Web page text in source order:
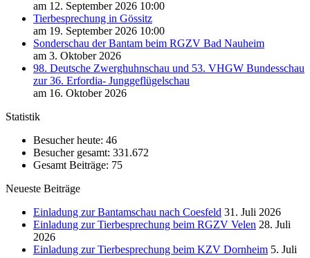
am 12. September 2026 10:00
Tierbesprechung in Gössitz
am 19. September 2026 10:00
Sonderschau der Bantam beim RGZV Bad Nauheim
am 3. Oktober 2026
98. Deutsche Zwerghuhnschau und 53. VHGW Bundesschau
zur 36. Erfordia- Junggeflügelschau
am 16. Oktober 2026
Statistik
Besucher heute: 46
Besucher gesamt: 331.672
Gesamt Beiträge: 75
Neueste Beiträge
Einladung zur Bantamschau nach Coesfeld 31. Juli 2026
Einladung zur Tierbesprechung beim RGZV Velen 28. Juli
2026
Einladung zur Tierbesprechung beim KZV Dornheim 5. Juli